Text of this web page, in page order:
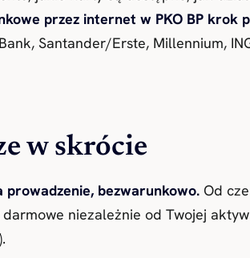
przez internet w PKO BP krok
Santander/Erste, Millennium,
w skrócie
prowadzenie, bezwarunkowo. Od
niezależnie od Twojej
).